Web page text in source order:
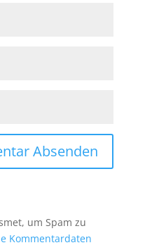
um Spam zu
Kommentardaten